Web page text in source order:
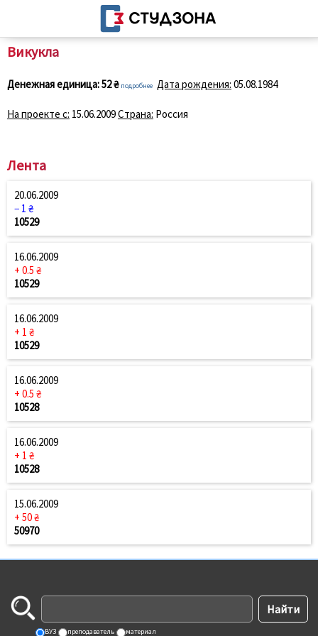
Викукла
Денежная единица:52 ₴ подробнее Дата рождения: 05.08.1984
На проекте с: 15.06.2009Страна: Россия
Лента
20.06.2009
− 1 ₴
10529
16.06.2009
+ 0.5 ₴
10529
16.06.2009
+ 1 ₴
10529
16.06.2009
+ 0.5 ₴
10528
16.06.2009
+ 1 ₴
10528
15.06.2009
+ 50 ₴
50970
ВУЗ преподаватель материал